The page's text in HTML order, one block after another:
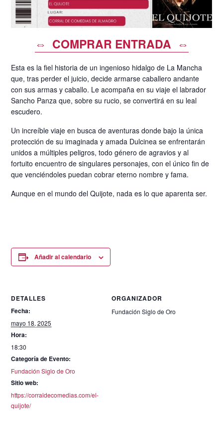
⇔ COMPRAR ENTRADA ⇔
Esta es la fiel historia de un ingenioso hidalgo de La Mancha
que, tras perder el juicio, decide armarse caballero andante
con sus armas y caballo. Le acompaña en su viaje el labrador
Sancho Panza que, sobre su rucio, se convertirá en su leal
escudero.
Un increíble viaje en busca de aventuras donde bajo la única
protección de su imaginada y amada Dulcinea se enfrentarán
unidos a múltiples peligros, todo género de agravios y al
fortuito encuentro de singulares personajes, con el único fin de
que venciéndoles puedan cobrar eterno nombre y fama.
Aunque en el mundo del Quijote, nada es lo que aparenta ser.
Añadir al calendario
DETALLES
Fecha:
mayo 18, 2025
Hora:
18:30
Categoría de Evento:
Fundación Siglo de Oro
Sitio web:
https://corraldecomedias.com/el-
quijote/
ORGANIZADOR
Fundación Siglo de Oro